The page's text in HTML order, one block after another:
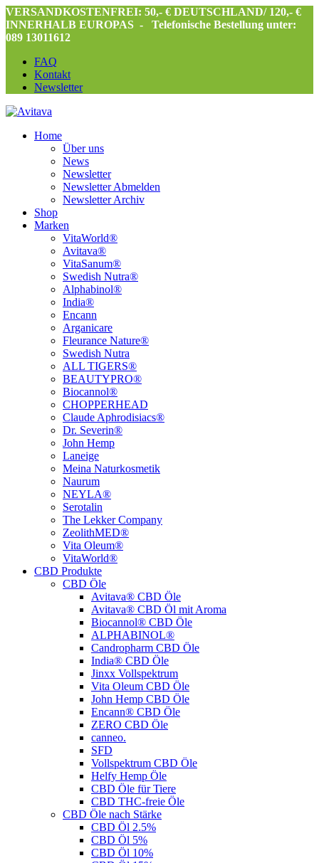
VERSANDKOSTENFREI: 50,- € DEUTSCHLAND/ 120,- €
INNERHALB EUROPAS -
Telefonische Bestellung unter:
089 13011612
FAQ
Kontakt
Newsletter
Home
Über uns
News
Newsletter
Newsletter Abmelden
Newsletter Archiv
Shop
Marken
VitaWorld®
Avitava®
VitaSanum®
Swedish Nutra®
Alphabinol®
India®
Encann
Arganicare
Fleurance Nature®
Swedish Nutra
ALL TIGERS®
BEAUTYPRO®
Biocannol®
CHOPPERHEAD
Claude Aphrodisiacs®
Dr. Severin®
John Hemp
Laneige
Meina Naturkosmetik
Naurum
NEYLA®
Serotalin
The Lekker Company
ZeolithMED®
Vita Oleum®
VitaWorld®
CBD Produkte
CBD Öle
Avitava® CBD Öle
Avitava® CBD Öl mit Aroma
Biocannol® CBD Öle
ALPHABINOL®
Candropharm CBD Öle
India® CBD Öle
Jinxx Vollspektrum
Vita Oleum CBD Öle
John Hemp CBD Öle
Encann® CBD Öle
ZERO CBD Öle
canneo.
SFD
Vollspektrum CBD Öle
Helfy Hemp Öle
CBD Öle für Tiere
CBD THC-freie Öle
CBD Öle nach Stärke
CBD Öl 2.5%
CBD Öl 5%
CBD Öl 10%